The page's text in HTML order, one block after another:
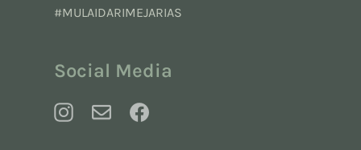
#MULAIDARIMEJARIAS
Social Media